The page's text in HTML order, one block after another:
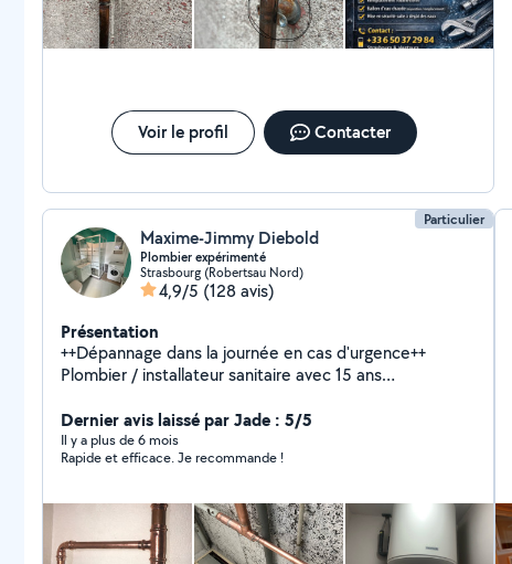
Voir le profil Contacter
Particulier
Maxime-Jimmy Diebold
Plombier expérimenté
Strasbourg (Robertsau Nord)
4,9/5 (128 avis)
Présentation
++Dépannage dans la journée en cas d'urgence++
Plombier / installateur sanitaire avec 15 ans
Chauffe eau, cuisine, wc, salle de bain etc.. Jeune et
sérieux.
Dernier avis laissé par Jade : 5/5
Il y a plus de 6 mois
Rapide et efficace. Je recommande !